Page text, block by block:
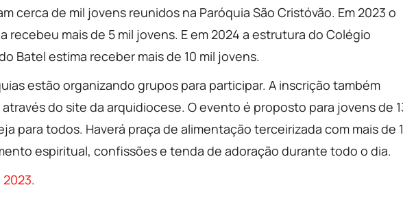
cerca de mil jovens reunidos na Paróquia São Cristóvão. Em 2023 o
recebeu mais de 5 mil jovens. E em 2024 a estrutura do Colégio
Batel estima receber mais de 10 mil jovens.
estão organizando grupos para participar. A inscrição também
do site da arquidiocese. O evento é proposto para jovens de
para todos. Haverá praça de alimentação terceirizada com mais de
espiritual, confissões e tenda de adoração durante todo o dia.
.